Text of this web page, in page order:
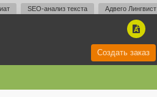
SEO-анализ текста Адвего Лингвист
A
Создать заказ